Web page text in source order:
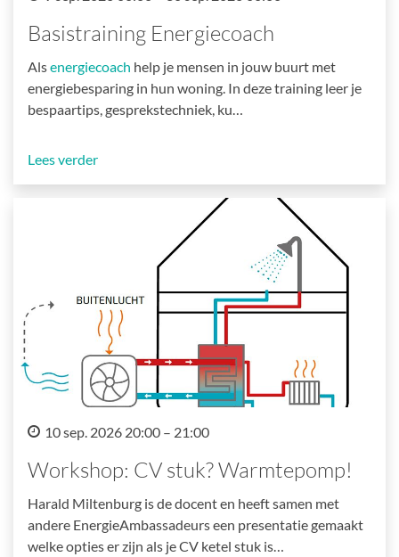
Basistraining Energiecoach
Alsenergiecoach help je mensen in jouw buurt met
energiebesparing in hun woning. In deze training leer je
bespaartips, gesprekstechniek, ku…
Lees verder
10 sep. 2026 20:00 – 21:00
Workshop: CV stuk? Warmtepomp!
Harald Miltenburg is de docent en heeft samen met
andere EnergieAmbassadeurs een presentatie gemaakt
welke opties er zijn als je CV ketel stuk is…